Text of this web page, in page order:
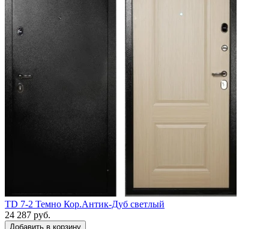
TD 7-2 Темно Кор.Антик-Дуб светлый
24 287 руб.